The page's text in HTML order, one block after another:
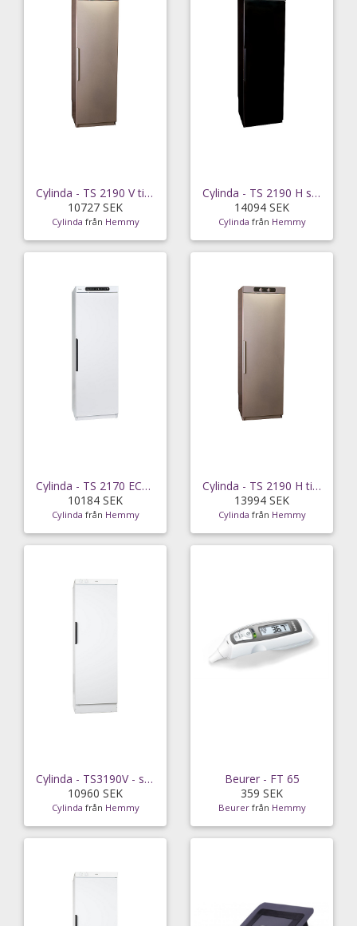
Cylinda - TS 2190 V titan
10727 SEK
Cylinda från Hemmy
Cylinda - TS 2190 H svart
14094 SEK
Cylinda från Hemmy
Cylinda - TS 2170 ECO V Vit
10184 SEK
Cylinda från Hemmy
Cylinda - TS 2190 H titan
13994 SEK
Cylinda från Hemmy
Cylinda - TS3190V - snabb leverans
10960 SEK
Cylinda från Hemmy
Beurer - FT 65
359 SEK
Beurer från Hemmy